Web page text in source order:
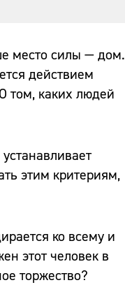
место силы — дом.
действием
том, каких людей
этим критериям,
ко всему и
этот человек в
торжество?